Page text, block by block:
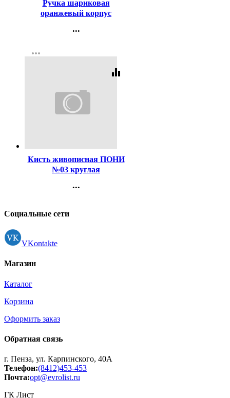
Ручка шариковая
оранжевый корпус
(Orange) синий, 0,7мм
...
Регистрация
more_horiz
equalizer
Кисть живописная ПОНИ
№03 круглая
...
Регистрация
Социальные сети
VKontakte
Магазин
Каталог
Корзина
Оформить заказ
Обратная связь
г. Пенза, ул. Карпинского, 40А
Телефон:(8412)453-453
Почта:opt@evrolist.ru
ГК Лист